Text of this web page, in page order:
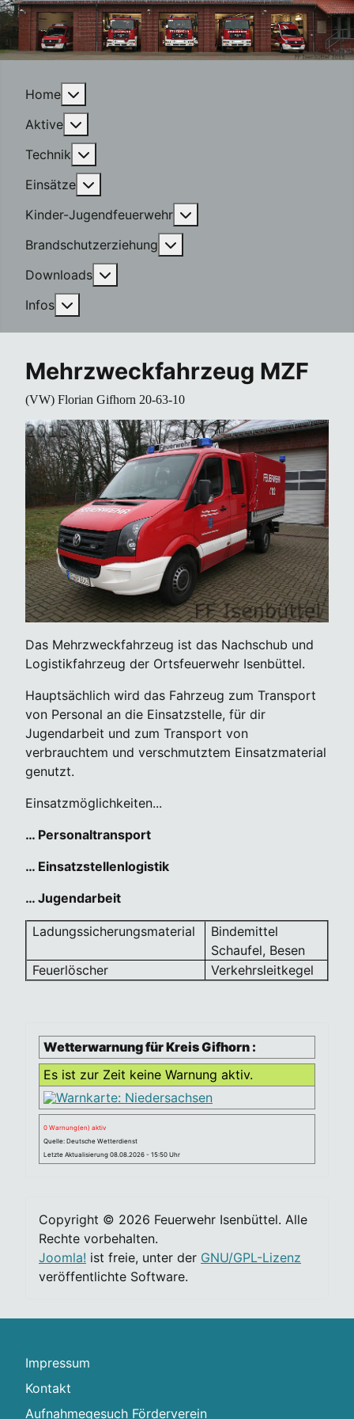
Home
Aktive
Technik
Einsätze
Kinder-Jugendfeuerwehr
Brandschutzerziehung
Downloads
Infos
Mehrzweckfahrzeug MZF
(VW) Florian Gifhorn 20-63-10
Das Mehrzweckfahrzeug ist das Nachschub und
Logistikfahrzeug der Ortsfeuerwehr Isenbüttel.
Hauptsächlich wird das Fahrzeug zum Transport
von Personal an die Einsatzstelle, für dir
Jugendarbeit und zum Transport von
verbrauchtem und verschmutztem Einsatzmaterial
genutzt.
Einsatzmöglichkeiten...
… Personaltransport
… Einsatzstellenlogistik
… Jugendarbeit
Ladungssicherungsmaterial
Bindemittel
Schaufel, Besen
Feuerlöscher
Verkehrsleitkegel
Wetterwarnung für Kreis Gifhorn :
Es ist zur Zeit keine Warnung aktiv.
0 Warnung(en) aktiv
Quelle: Deutsche Wetterdienst
Letzte Aktualisierung 08.08.2026 - 15:50 Uhr
Copyright © 2026 Feuerwehr Isenbüttel. Alle
Rechte vorbehalten.
Joomla! ist freie, unter der GNU/GPL-Lizenz
veröffentlichte Software.
Impressum
Kontakt
Aufnahmegesuch Förderverein